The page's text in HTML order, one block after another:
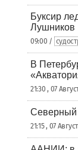
Буксир
Лушников
09:00 /
В
21:30 , 07
Северный
21:15 , 07